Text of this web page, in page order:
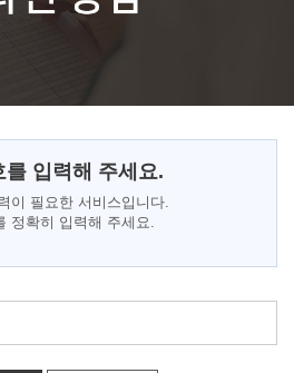
를 입력해 주세요.
이 필요한 서비스입니다.
정확히 입력해 주세요.